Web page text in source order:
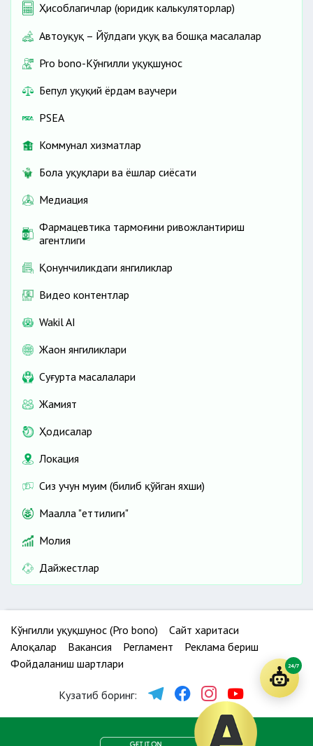
Ҳисоблагичлар (юридик калькуляторлар)
Автоҳуқуқ – Йўлдаги ҳуқуқ ва бошқа масалалар
Pro bono-Кўнгилли ҳуқуқшунос
Бепул ҳуқуқий ёрдам ваучери
PSEA
Коммунал хизматлар
Бола ҳуқуқлари ва ёшлар сиёсати
Медиация
Фармацевтика тармоғини ривожлантириш
агентлиги
Қонунчиликдаги янгиликлар
Видео контентлар
Wakil AI
Жаҳон янгиликлари
Cуғурта масалалари
Жамият
Ҳодисалар
Локация
Сиз учун муҳим (билиб қўйган яхши)
Маҳалла "еттилиги"
Молия
Дайжестлар
Кўнгилли ҳуқуқшунос (Pro bono)
Сайт харитаси
Алоқалар
Вакансия Регламент
Реклама бериш
Фойдаланиш шартлари
Кузатиб боринг:
24/7